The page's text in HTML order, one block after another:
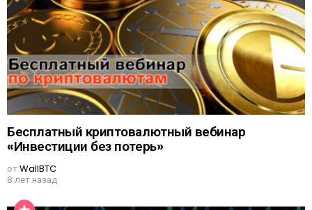
Бесплатный криптовалютный вебинар
«Инвестиции без потерь»
отWallBTC
8 лет назад